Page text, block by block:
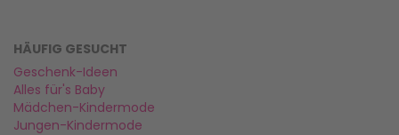
HÄUFIG GESUCHT
Geschenk-Ideen
Alles für's Baby
Mädchen-Kindermode
Jungen-Kindermode